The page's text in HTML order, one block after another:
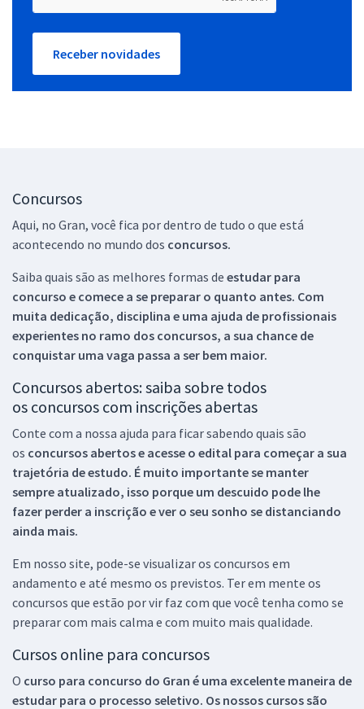
Receber novidades
Concursos
Aqui, no Gran, você fica por dentro de tudo o que está
acontecendo no mundo dos concursos.
Saiba quais são as melhores formas de estudar para
concurso e comece a se preparar o quanto antes. Com
muita dedicação, disciplina e uma ajuda de profissionais
experientes no ramo dos concursos, a sua chance de
conquistar uma vaga passa a ser bem maior.
Concursos abertos: saiba sobre todos
os concursos com inscrições abertas
Conte com a nossa ajuda para ficar sabendo quais são
os concursos abertos e acesse o edital para começar a sua
trajetória de estudo. É muito importante se manter
sempre atualizado, isso porque um descuido pode lhe
fazer perder a inscrição e ver o seu sonho se distanciando
ainda mais.
Em nosso site, pode-se visualizar os concursos em
andamento e até mesmo os previstos. Ter em mente os
concursos que estão por vir faz com que você tenha como se
preparar com mais calma e com muito mais qualidade.
Cursos online para concursos
O curso para concurso do Gran é uma excelente maneira de
estudar para o processo seletivo. Os nossos cursos são